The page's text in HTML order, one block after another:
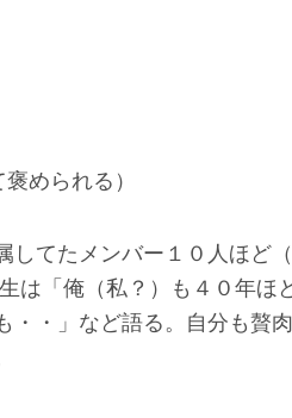
められる）
してたメンバー１０人ほど
は「俺（私？）も４０年ほ
・・」など語る。自分も贅